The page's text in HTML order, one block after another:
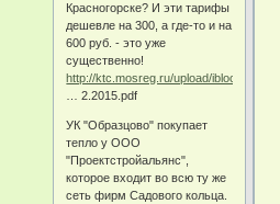
Красногорске? И эти тарифы
дешевле на 300, а где-то и на
600 руб. - это уже
существенно!
http://ktc.mosreg.ru/upload/iblock/b21/
… 2.2015.pdf
УК "Образцово" покупает
тепло у ООО
"Проектстройальянс",
которое входит во всю ту же
сеть фирм Садового кольца.